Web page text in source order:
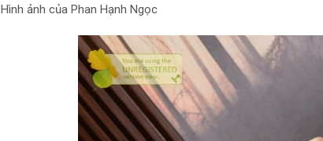
Hình ảnh của Phan Hạnh Ngọc